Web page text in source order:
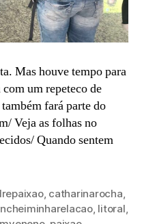
Mas houve tempo para
um repeteco de
fará parte do
Veja as folhas no
Quando sentem
, catharinarocha
, litoral